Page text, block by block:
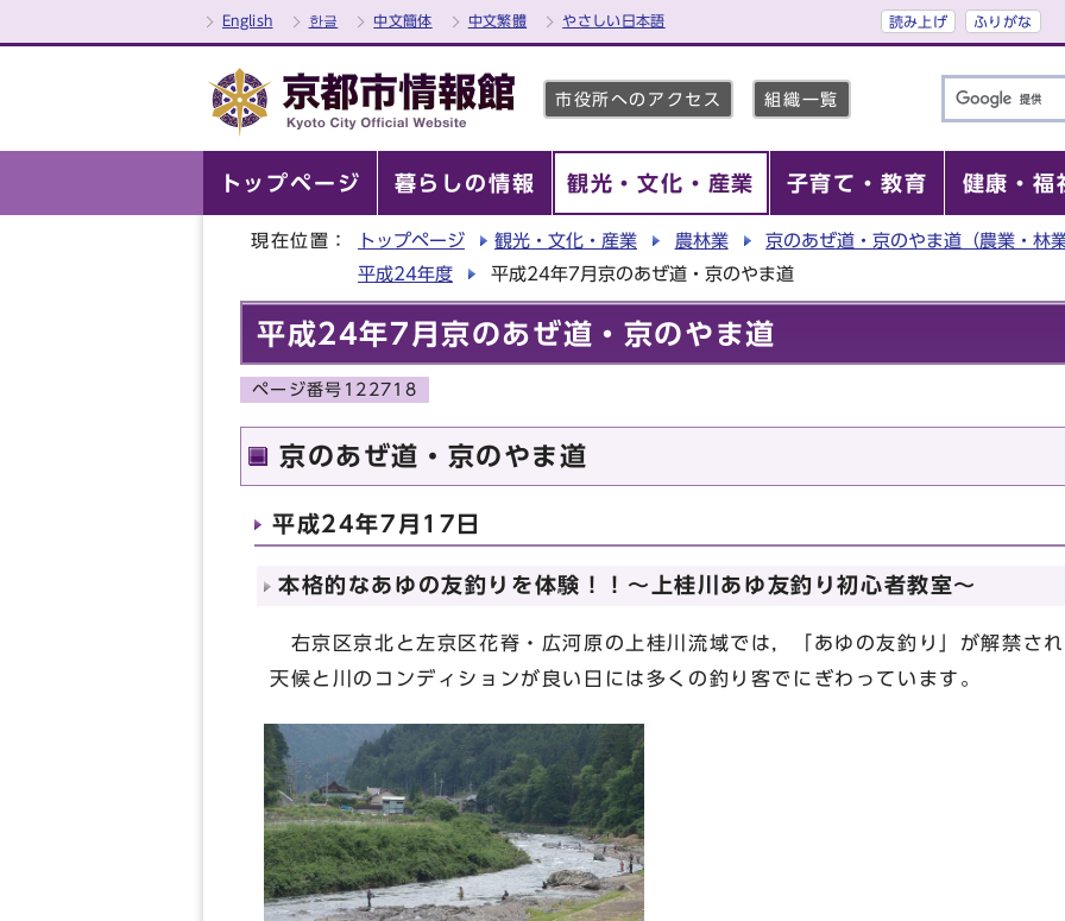
English 한글 中文簡体 中文繁體 やさしい日本語 読み上げ ふりがな
市役所へのアクセス 組織一覧
トップページ 暮らしの情報 観光・文化・産業 子育て・教育 健康・福
現在位置： トップページ 観光・文化・産業 農林業
京のあぜ道・京のやま道（農業・林
平成24年度
平成24年7月京のあぜ道・京のやま道
平成24年7月京のあぜ道・京のやま道
ページ番号122718
京のあぜ道・京のやま道
平成24年7月17日
本格的なあゆの友釣りを体験！！～上桂川あゆ友釣り初心者教室～
右京区京北と左京区花脊・広河原の上桂川流域では，「あゆの友釣り」が解禁さ
天候と川のコンディションが良い日には多くの釣り客でにぎわっています。